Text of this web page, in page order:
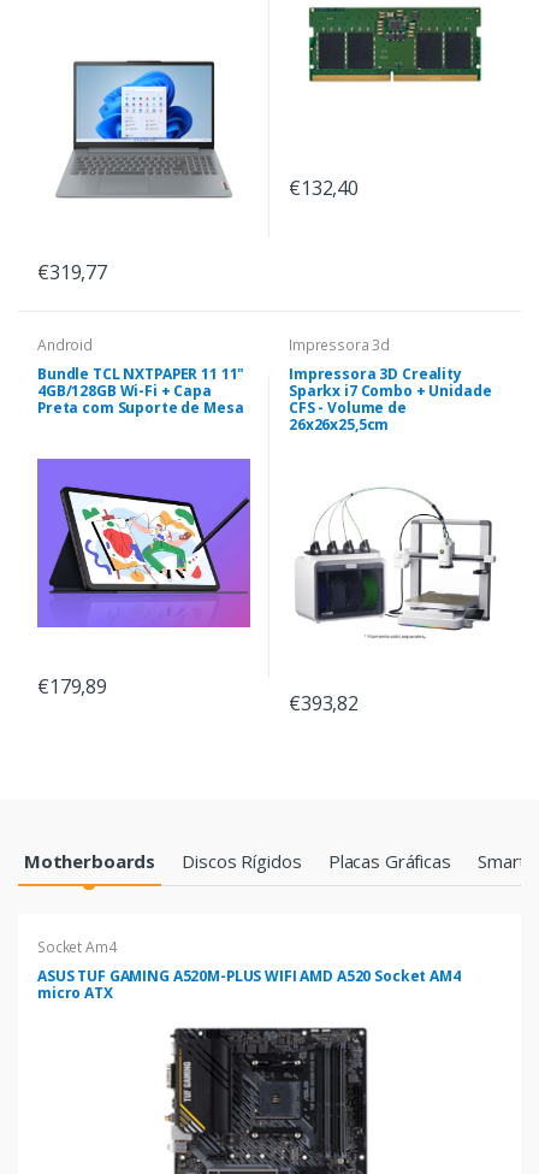
€319,77
€132,40
Android
Bundle TCL NXTPAPER 11 11"
4GB/128GB Wi-Fi + Capa
Preta com Suporte de Mesa
€179,89
Impressora 3d
Impressora 3D Creality
Sparkx i7 Combo + Unidade
CFS - Volume de
26x26x25,5cm
€393,82
Products Grid
Motherboards Discos Rígidos Placas Gráficas
Socket Am4
ASUS TUF GAMING A520M-PLUS WIFI AMD A520 Socket AM4
micro ATX